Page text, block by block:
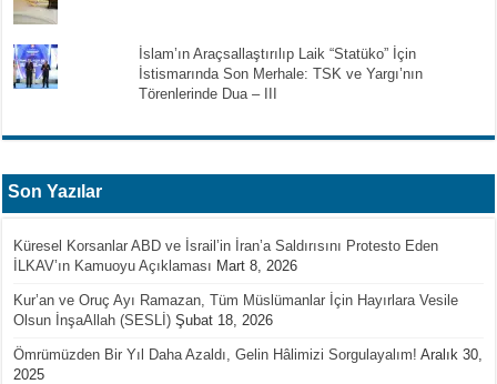
İslam’ın Araçsallaştırılıp Laik “Statüko” İçin
İstismarında Son Merhale: TSK ve Yargı’nın
Törenlerinde Dua – III
Son Yazılar
Küresel Korsanlar ABD ve İsrail’in İran’a Saldırısını Protesto Eden
İLKAV’ın Kamuoyu Açıklaması Mart 8, 2026
Kur’an ve Oruç Ayı Ramazan, Tüm Müslümanlar İçin Hayırlara Vesile
Olsun İnşaAllah (SESLİ) Şubat 18, 2026
Ömrümüzden Bir Yıl Daha Azaldı, Gelin Hâlimizi Sorgulayalım! Aralık 30,
2025